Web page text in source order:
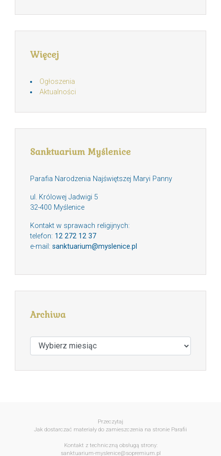
Więcej
Ogłoszenia
Aktualności
Sanktuarium Myślenice
Parafia Narodzenia Najświętszej Maryi Panny
ul. Królowej Jadwigi 5
32-400 Myślenice
Kontakt w sprawach religijnych:
telefon: 12 272 12 37
e-mail: sanktuarium@myslenice.pl
Archiwa
Archiwa
Przeczytaj
Jak dostarczać materiały do zamieszczenia na stronie Parafii
Kontakt z techniczną obsługą strony:
sanktuarium-myslenice@sopremium.pl